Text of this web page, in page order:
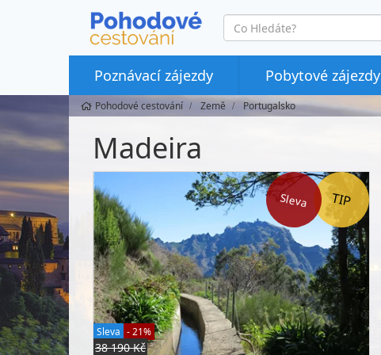
co
hledáte
Poznávací zájezdy Pobytové zájezdy
Pohodové cestování Země Portugalsko
Madeira
Sleva
Sleva - 21%
38 190 Kč